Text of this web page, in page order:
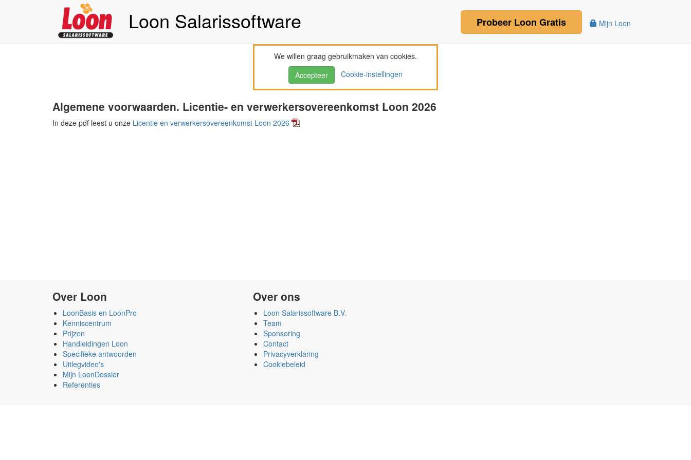
Loon Salarissoftware Mijn Loon
Probeer Loon Gratis
We willen graag gebruikmaken van cookies.
Accepteer
Cookie-instellingen
Algemene voorwaarden. Licentie- en verwerkersovereenkomst Loon 2026
In deze pdf leest u onze Licentie en verwerkersovereenkomst Loon 2026
Over Loon
LoonBasis en LoonPro
Kenniscentrum
Prijzen
Handleidingen Loon
Specifieke antwoorden
Uitlegvideo's
Mijn LoonDossier
Referenties
Over ons
Loon Salarissoftware B.V.
Team
Sponsoring
Contact
Privacyverklaring
Cookiebeleid